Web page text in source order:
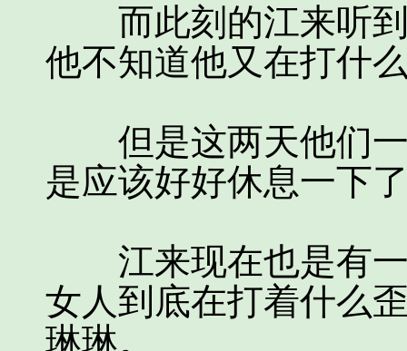
而此刻的江来听到
他不知道他又在打什
但是这两天他们一
是应该好好休息一下
江来现在也是有一
女人到底在打着什么
琳琳。